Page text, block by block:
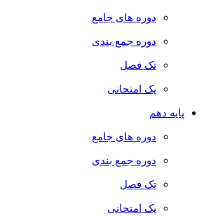
دوره های جامع
دوره جمع بندی
تک فصل
پک امتحانی
پایه دهم
دوره های جامع
دوره جمع بندی
تک فصل
پک امتحانی